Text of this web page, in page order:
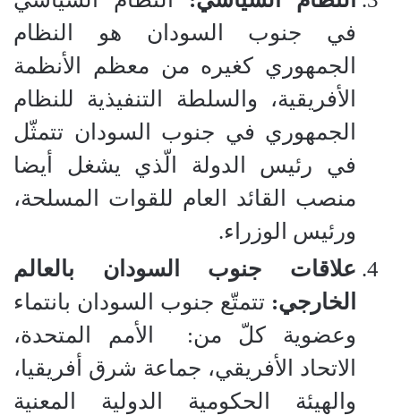
في جنوب السودان هو النظام
الجمهوري كغيره من معظم الأنظمة
الأفريقية، والسلطة التنفيذية للنظام
الجمهوري في جنوب السودان تتمثّل
في رئيس الدولة الّذي يشغل أيضا
منصب القائد العام للقوات المسلحة،
ورئيس الوزراء.
علاقات جنوب السودان بالعالم
الخارجي: تتمتّع جنوب السودان بانتماء
وعضوية كلّ من:
الأمم المتحدة،
الاتحاد الأفريقي، جماعة شرق أفريقيا،
والهيئة الحكومية الدولية المعنية